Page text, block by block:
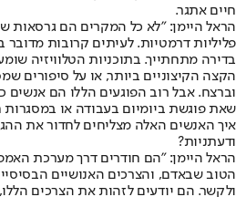
חיים אתגר.
הראל היימן: "לא כל המקרים הם גרסאות
פליליות דרמטיות. לעיתים קרובות מדובר
בדירה מתחתייך. בתוכניות הטלוויזיה
הקצה הקיצוניים ביותר, או על סיפורים
וברצח. אבל רוב הפוגעים הללו הם אנשים
שאת פוגשת ביומיום בעבודה או במסגרות
איך האנשים האלה מצליחים לחדור את
ודעתניות?
הראל היימן: "הם חודרים דרך מערכת
הטוב שבאדם, והצרכים האנושיים
ולקשר. הם יודעים לזהות את הצרכים